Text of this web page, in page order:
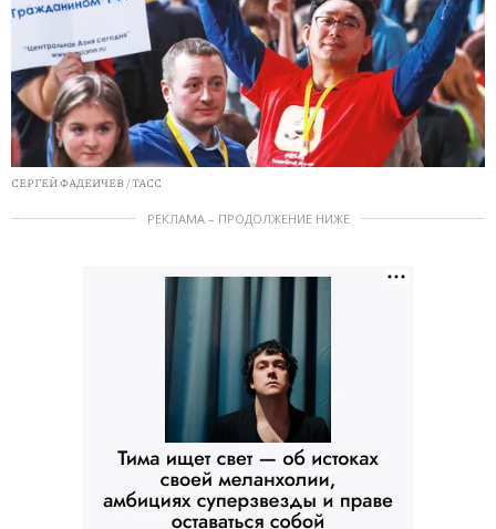
СЕРГЕЙ ФАДЕИЧЕВ / ТАСС
РЕКЛАМА – ПРОДОЛЖЕНИЕ НИЖЕ